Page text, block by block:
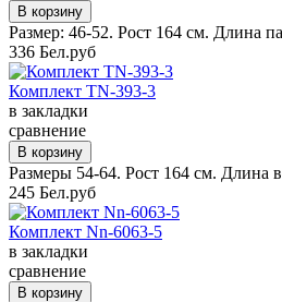
Размер: 46-52. Рост 164 см. Длина
336 Бел.руб
Комплект TN-393-3
в закладки
сравнение
Размеры 54-64. Рост 164 см. Длина
245 Бел.руб
Комплект Nn-6063-5
в закладки
сравнение